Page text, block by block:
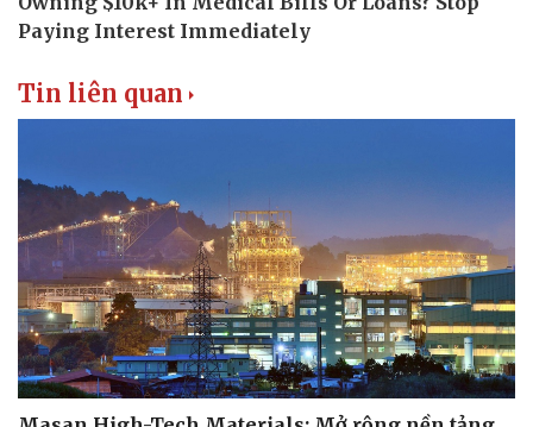
Thể thao
Bóng đá
Lịch thi đấu bóng đá
Thế giới thể thao
eSports
Hậu trường
Ô tô - Xe máy
Ô tô
Xe máy
Tư vấn
Tin liên quan